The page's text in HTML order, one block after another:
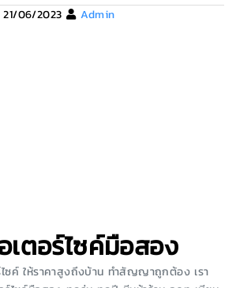
21/06/2023 Admin
ตอร์ไซค์มือสอง
ซค์ ให้ราคาสูงถึงบ้าน ทำสัญญาถูกต้อง เรา